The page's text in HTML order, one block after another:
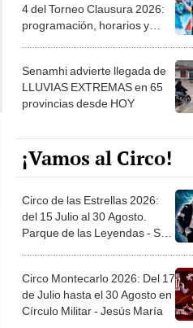
4 del Torneo Clausura 2026:
programación, horarios y
Senamhi advierte llegada de
LLUVIAS EXTREMAS en 65
provincias desde HOY
¡Vamos al Circo!
Circo de las Estrellas 2026:
del 15 Julio al 30 Agosto.
Parque de las Leyendas - San
Circo Montecarlo 2026: Del 17
de Julio hasta el 30 Agosto en
Círculo Militar - Jesús María